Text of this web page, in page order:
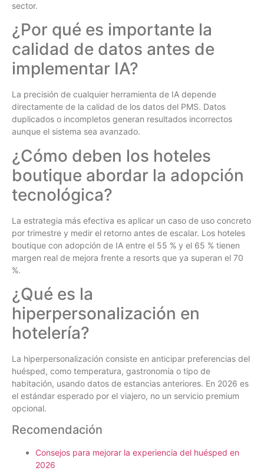
sector.
¿Por qué es importante la
calidad de datos antes de
implementar IA?
La precisión de cualquier herramienta de IA depende
directamente de la calidad de los datos del PMS. Datos
duplicados o incompletos generan resultados incorrectos
aunque el sistema sea avanzado.
¿Cómo deben los hoteles
boutique abordar la adopción
tecnológica?
La estrategia más efectiva es aplicar un caso de uso concreto
por trimestre y medir el retorno antes de escalar. Los hoteles
boutique con adopción de IA entre el 55 % y el 65 % tienen
margen real de mejora frente a resorts que ya superan el 70
%.
¿Qué es la
hiperpersonalización en
hotelería?
La hiperpersonalización consiste en anticipar preferencias del
huésped, como temperatura, gastronomía o tipo de
habitación, usando datos de estancias anteriores. En 2026 es
el estándar esperado por el viajero, no un servicio premium
opcional.
Recomendación
Consejos para mejorar la experiencia del huésped en
2026